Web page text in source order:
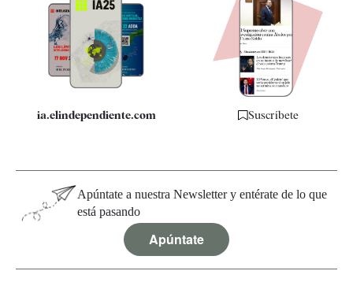
Quiénes somos
Especificaciones
ia.elindependiente.com Suscríbete
Apúntate a nuestra Newsletter y entérate de lo que
está pasando
Apúntate